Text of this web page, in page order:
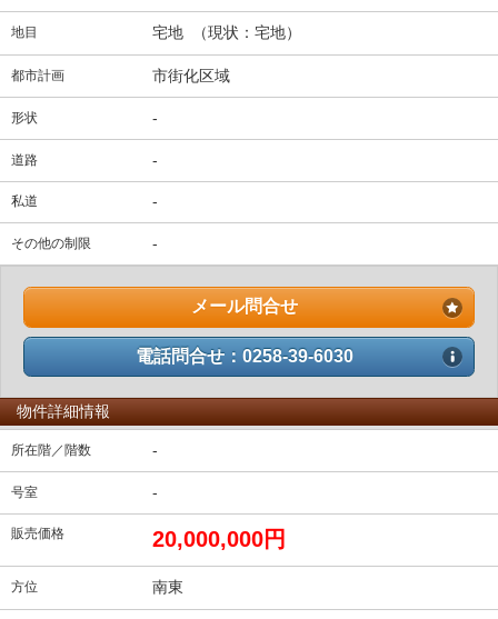
地目 宅地 （現状：宅地）
都市計画 市街化区域
形状 -
道路 -
私道 -
その他の制限 -
メール問合せ
電話問合せ：0258-39-6030
物件詳細情報
所在階／階数 -
号室 -
販売価格 20,000,000円
方位 南東